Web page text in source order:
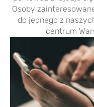
Osoby
do jednego z
centrum